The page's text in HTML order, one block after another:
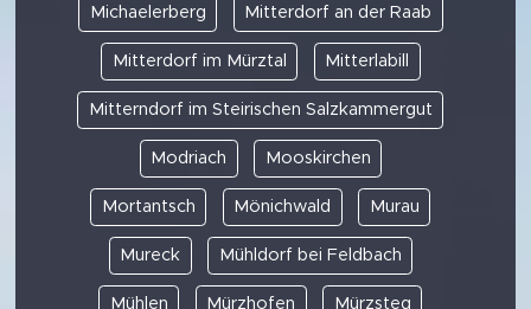
Michaelerberg Mitterdorf an der Raab
Mitterdorf im Mürztal Mitterlabill
Mitterndorf im Steirischen Salzkammergut
Modriach Mooskirchen
Mortantsch Mönichwald Murau
Mureck Mühldorf bei Feldbach
Mühlen Mürzhofen Mürzsteg